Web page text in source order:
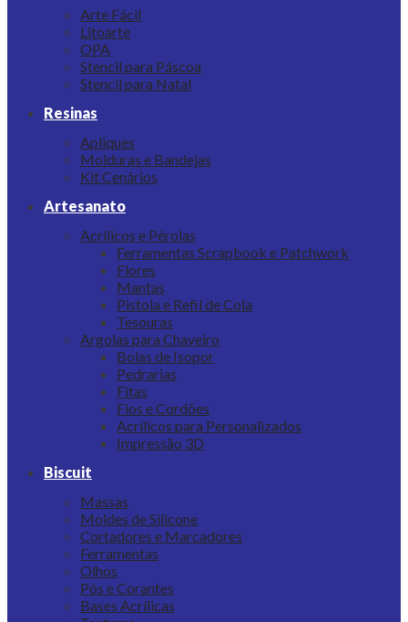
Arte Fácil
Litoarte
OPA
Stencil para Páscoa
Stencil para Natal
Resinas
Apliques
Molduras e Bandejas
Kit Cenários
Artesanato
Acrílicos e Pérolas
Ferramentas Scrapbook e Patchwork
Flores
Mantas
Pistola e Refil de Cola
Tesouras
Argolas para Chaveiro
Bolas de Isopor
Pedrarias
Fitas
Fios e Cordões
Acrílicos para Personalizados
Impressão 3D
Biscuit
Massas
Moldes de Silicone
Cortadores e Marcadores
Ferramentas
Olhos
Pós e Corantes
Bases Acrílicas